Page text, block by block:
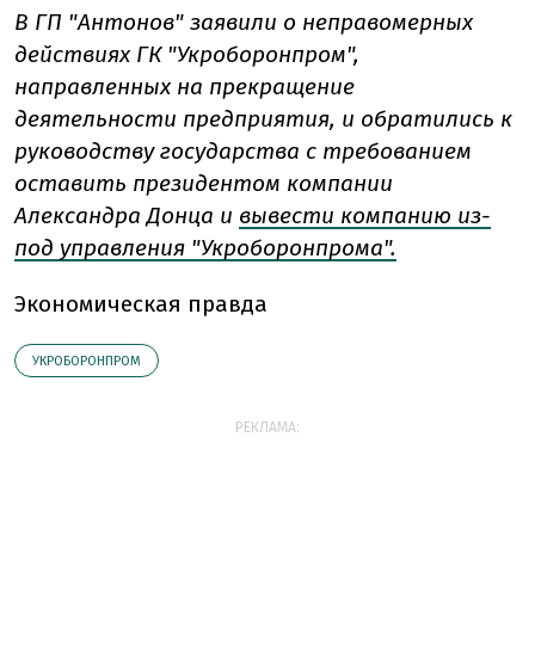
В ГП "Антонов" заявили о неправомерных
действиях ГК "Укроборонпром",
направленных на прекращение
деятельности предприятия, и обратились к
руководству государства с требованием
оставить президентом компании
Александра Донца и вывести компанию из-
под управления "Укроборонпрома".
Экономическая правда
УКРОБОРОНПРОМ
РЕКЛАМА: